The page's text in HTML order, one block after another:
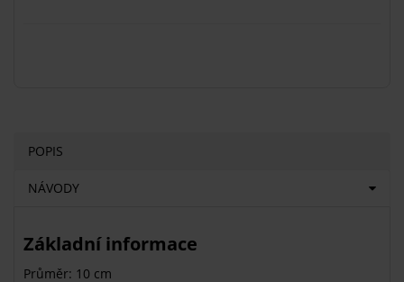
POPIS
NÁVODY
Základní informace
Průměr: 10 cm